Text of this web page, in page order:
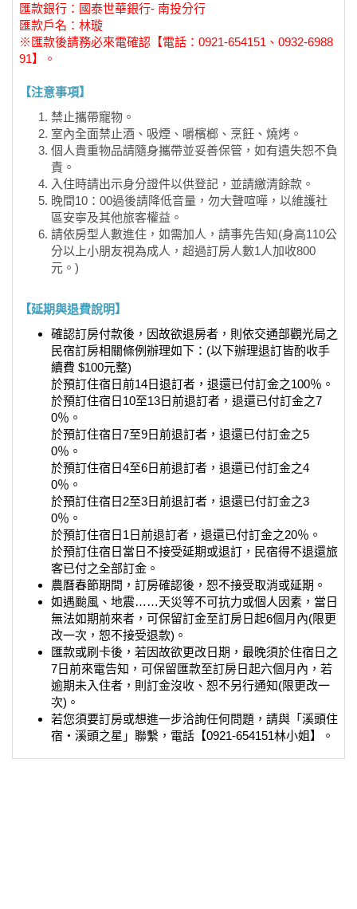
匯款銀行：國泰世華銀行- 南投分行
匯款戶名：林璇
※匯款後請務必來電確認【電話：0921-654151、0932-6988
91】。
【注意事項】
禁止攜帶寵物。
室內全面禁止酒、吸煙、嚼檳榔、烹飪、燒烤。
個人貴重物品請隨身攜帶並妥善保管，如有遺失恕不負
責。
入住時請出示身分證件以供登記，並請繳清餘款。
晚間10：00過後請降低音量，勿大聲喧嘩，以維護社
區安寧及其他旅客權益。
請依房型人數進住，如需加人，請事先告知(身高110公
分以上小朋友視為成人，超過訂房人數1人加收800
元。)
【延期與退費說明】
確認訂房付款後，因故欲退房者，則依交通部觀光局之
民宿訂房相關條例辦理如下：(以下辦理退訂皆酌收手
續費 $100元整)
於預訂住宿日前14日退訂者，退還已付訂金之100％。
於預訂住宿日10至13日前退訂者，退還已付訂金之7
0％。
於預訂住宿日7至9日前退訂者，退還已付訂金之5
0％。
於預訂住宿日4至6日前退訂者，退還已付訂金之4
0％。
於預訂住宿日2至3日前退訂者，退還已付訂金之3
0％。
於預訂住宿日1日前退訂者，退還已付訂金之20％。
於預訂住宿日當日不接受延期或退訂，民宿得不退還旅
客已付之全部訂金。
農曆春節期間，訂房確認後，恕不接受取消或延期。
如遇颱風、地震……天災等不可抗力或個人因素，當日
無法如期前來者，可保留訂金至訂房日起6個月內(限更
改一次，恕不接受退款)。
匯款或刷卡後，若因故欲更改日期，最晚須於住宿日之
7日前來電告知，可保留匯款至訂房日起六個月內，若
逾期未入住者，則訂金沒收、恕不另行通知(限更改一
次)。
若您須要訂房或想進一步洽詢任何問題，請與「溪頭住
宿‧溪頭之星」聯繫，電話【0921-654151林小姐】。